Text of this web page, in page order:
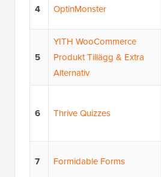
4 OptinMonster
5
YITH WooCommerce
Produkt Tillägg & Extra
Alternativ
6 Thrive Quizzes
7 Formidable Forms